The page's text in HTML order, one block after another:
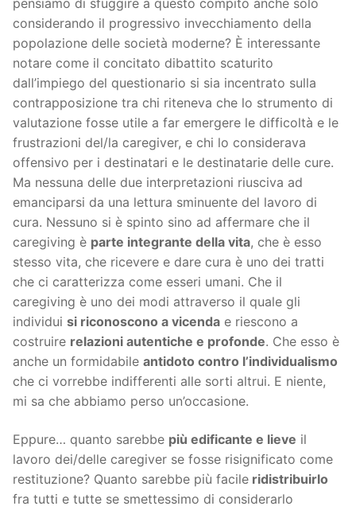
pensiamo di sfuggire a questo compito anche solo
considerando il progressivo invecchiamento della
popolazione delle società moderne? È interessante
notare come il concitato dibattito scaturito
dall’impiego del questionario si sia incentrato sulla
contrapposizione tra chi riteneva che lo strumento di
valutazione fosse utile a far emergere le difficoltà e le
frustrazioni del/la caregiver, e chi lo considerava
offensivo per i destinatari e le destinatarie delle cure.
Ma nessuna delle due interpretazioni riusciva ad
emanciparsi da una lettura sminuente del lavoro di
cura. Nessuno si è spinto sino ad affermare che il
caregiving è parte integrante della vita, che è esso
stesso vita, che ricevere e dare cura è uno dei tratti
che ci caratterizza come esseri umani. Che il
caregiving è uno dei modi attraverso il quale gli
individui si riconoscono a vicenda e riescono a
costruire relazioni autentiche e profonde. Che esso è
anche un formidabile antidoto contro l’individualismo
che ci vorrebbe indifferenti alle sorti altrui. E niente,
mi sa che abbiamo perso un’occasione.
Eppure… quanto sarebbe più edificante e lieve il
lavoro dei/delle caregiver se fosse risignificato come
restituzione? Quanto sarebbe più facile ridistribuirlo
fra tutti e tutte se smettessimo di considerarlo